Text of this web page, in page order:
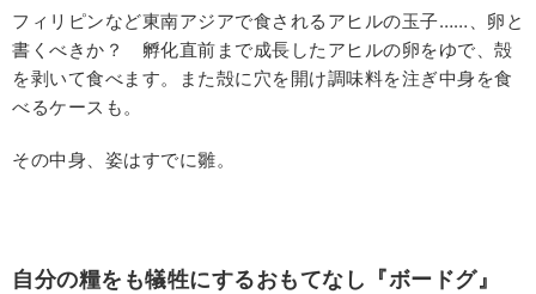
フィリピンなど東南アジアで食されるアヒルの玉子……、卵と
書くべきか？ 孵化直前まで成長したアヒルの卵をゆで、殻
を剥いて食べます。また殻に穴を開け調味料を注ぎ中身を食
べるケースも。
その中身、姿はすでに雛。
自分の糧をも犠牲にするおもてなし『ボードグ』